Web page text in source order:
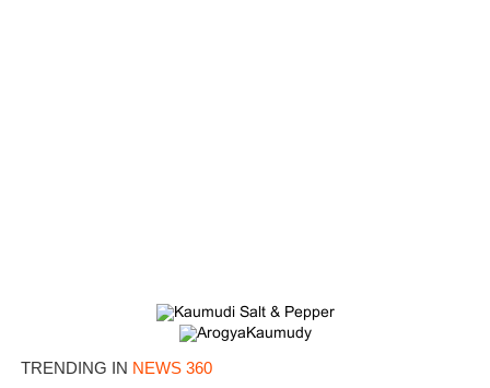
TRENDING IN NEWS 360